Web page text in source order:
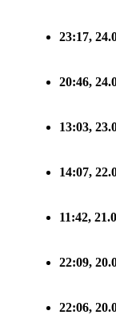
23:17,
20:46,
13:03,
14:07,
11:42,
22:09,
22:06,